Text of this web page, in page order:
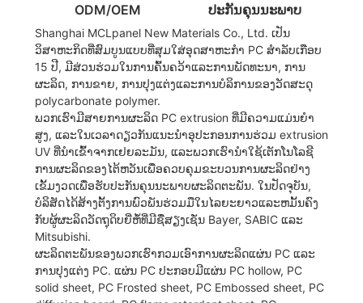
ODM/OEM ປະ​ກັນ​ຄຸນ​ນະ​ພາບ
Shanghai MCLpanel New Materials Co., Ltd. ເປັນ
ວິສາຫະກິດທີ່ສົມບູນແບບທີ່ສຸມໃສ່ອຸດສາຫະກໍາ PC ສໍາລັບເກືອບ
15 ປີ, ມີສ່ວນຮ່ວມໃນການຄົ້ນຄວ້າແລະການພັດທະນາ, ການ
ຜະລິດ, ການຂາຍ, ການປຸງແຕ່ງແລະການບໍລິການຂອງວັດສະດຸ
polycarbonate polymer.
ພວກເຮົາມີສາຍການຜະລິດ PC extrusion ທີ່ມີຄວາມແມ່ນຍໍາ
ສູງ, ແລະໃນເວລາດຽວກັນແນະນໍາອຸປະກອນການຮ່ວມ extrusion
UV ທີ່ນໍາເຂົ້າຈາກເຢຍລະມັນ, ແລະພວກເຮົານໍາໃຊ້ເຕັກໂນໂລຊີ
ການຜະລິດຂອງໄຕ້ຫວັນເພື່ອຄວບຄຸມຂະບວນການຜະລິດຢ່າງ
ເຂັ້ມງວດເພື່ອຮັບປະກັນຄຸນນະພາບຜະລິດຕະພັນ. ໃນປັດຈຸບັນ,
ບໍລິສັດໄດ້ສ້າງຕັ້ງການພົວພັນຮ່ວມມືໃນໄລຍະຍາວແລະຫມັ້ນຄົງ
ກັບຜູ້ຜະລິດວັດຖຸດິບຍີ່ຫໍ້ທີ່ມີຊື່ສຽງເຊັ່ນ Bayer, SABIC ແລະ
Mitsubishi.
ຜະລິດຕະພັນຂອງພວກເຮົາກວມເອົາການຜະລິດແຜ່ນ PC ແລະ
ການປຸງແຕ່ງ PC. ແຜ່ນ PC ປະກອບມີແຜ່ນ PC hollow, PC
solid sheet, PC Frosted sheet, PC Embossed sheet, PC